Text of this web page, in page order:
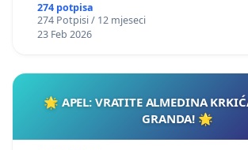
274 potpisa
274 Potpisi / 12 mjeseci
23 Feb 2026
🌟 APEL: VRATITE ALMEDINA
GRANDA! 🌟